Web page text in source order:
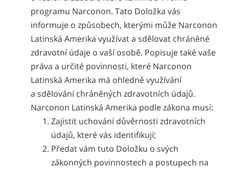
programu Narconon. Tato Doložka vás
informuje o způsobech, kterými může Narconon
Latinská Amerika využívat a sdělovat chráněné
zdravotní údaje o vaší osobě. Popisuje také vaše
práva a určité povinnosti, které Narconon
Latinská Amerika má ohledně využívání
a sdělování chráněných zdravotních údajů.
Narconon Latinská Amerika podle zákona musí:
Zajistit uchování důvěrnosti zdravotních
údajů, které vás identifikují;
Předat vám tuto Doložku o svých
zákonných povinnostech a postupech na